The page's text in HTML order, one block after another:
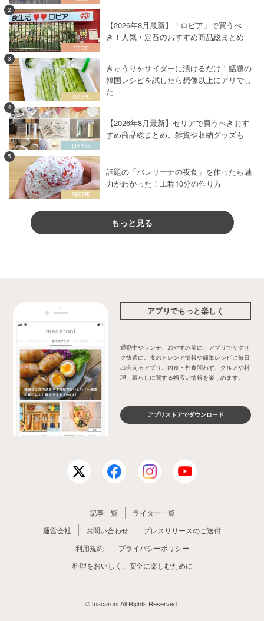
2
【2026年8月最新】「ロピア」で買うべ
き！人気・定番のおすすめ商品総まとめ
3
きゅうりをサイダーに漬けるだけ！話題の
韓国レシピを試したら想像以上にアリでし
た
4
【2026年8月最新】セリアで買うべきおす
すめ商品総まとめ。雑貨や収納グッズも
5
話題の「バレリーナの夜食」を作ったら魅
力がわかった！工程10分の作り方
もっと見る
アプリでもっと楽しく
通勤中やランチ、おやすみ前に、アプリでサクサ
ク快適に。食のトレンド情報や簡単レシピに毎日
出会えるアプリ。内食・外食問わず、グルメや料
理、暮らしに関する幅広い情報を楽しめます。
アプリストアでダウンロード
記事一覧
ライター一覧
運営会社
お問い合わせ
プレスリリースのご送付
利用規約
プライバシーポリシー
料理をおいしく、安全に楽しむために
© macaroni All Rights Reserved.